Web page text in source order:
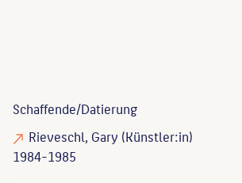
Schaffende/Datierung
Rieveschl, Gary (Künstler:in)
1984-1985